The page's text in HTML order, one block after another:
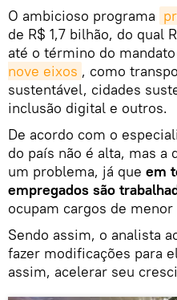
O ambicioso programa
de R$ 1,7 bilhão, do qual
até o término do
nove eixos , como
sustentável, cidades
inclusão digital e outros.
De acordo com o
do país não é alta, mas a
um problema, já que em
empregados são
ocupam cargos de
Sendo assim, o analista
fazer modificações para
assim, acelerar seu